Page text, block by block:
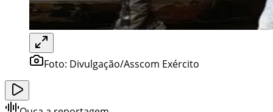
Foto: Divulgação/Asscom Exército